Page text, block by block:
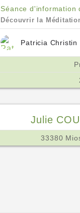
Séance d'information
Découvrir la
Patricia Christin
Julie
33380